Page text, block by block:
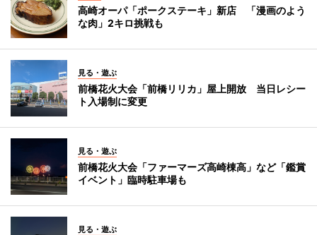
高崎オーパ「ポークステーキ」新店 「漫画のよう
な肉」2キロ挑戦も
見る・遊ぶ
前橋花火大会「前橋リリカ」屋上開放 当日レシー
ト入場制に変更
見る・遊ぶ
前橋花火大会「ファーマーズ高崎棟高」など「鑑賞
イベント」臨時駐車場も
見る・遊ぶ